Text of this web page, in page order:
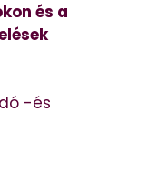
és a
-és